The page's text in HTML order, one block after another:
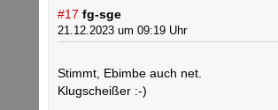
#17 fg-sge
21.12.2023 um 09:19 Uhr
Stimmt, Ebimbe auch net.
Klugscheißer :-)